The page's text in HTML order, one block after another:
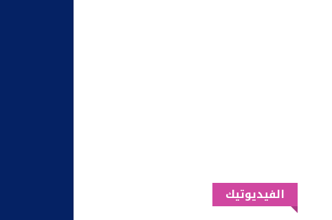
الفيديوتيك